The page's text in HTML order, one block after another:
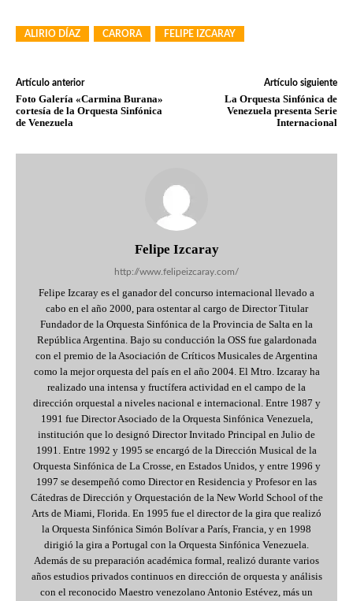
ALIRIO DÍAZ CARORA FELIPE IZCARAY
Artículo anterior
Foto Galería «Carmina Burana»
cortesía de la Orquesta Sinfónica
de Venezuela
Artículo siguiente
La Orquesta Sinfónica de
Venezuela presenta Serie
Internacional
Felipe Izcaray
http://www.felipeizcaray.com/
Felipe Izcaray es el ganador del concurso internacional llevado a
cabo en el año 2000, para ostentar al cargo de Director Titular
Fundador de la Orquesta Sinfónica de la Provincia de Salta en la
República Argentina. Bajo su conducción la OSS fue galardonada
con el premio de la Asociación de Críticos Musicales de Argentina
como la mejor orquesta del país en el año 2004. El Mtro. Izcaray ha
realizado una intensa y fructífera actividad en el campo de la
dirección orquestal a niveles nacional e internacional. Entre 1987 y
1991 fue Director Asociado de la Orquesta Sinfónica Venezuela,
institución que lo designó Director Invitado Principal en Julio de
1991. Entre 1992 y 1995 se encargó de la Dirección Musical de la
Orquesta Sinfónica de La Crosse, en Estados Unidos, y entre 1996 y
1997 se desempeñó como Director en Residencia y Profesor en las
Cátedras de Dirección y Orquestación de la New World School of the
Arts de Miami, Florida. En 1995 fue el director de la gira que realizó
la Orquesta Sinfónica Simón Bolívar a París, Francia, y en 1998
dirigió la gira a Portugal con la Orquesta Sinfónica Venezuela.
Además de su preparación académica formal, realizó durante varios
años estudios privados continuos en dirección de orquesta y análisis
con el reconocido Maestro venezolano Antonio Estévez, más un